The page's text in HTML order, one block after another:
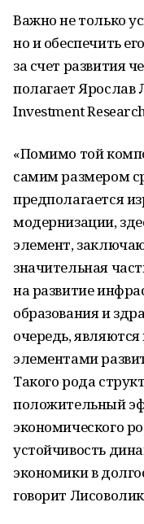
Важно не только
но и обеспечить
за счет развития
полагает Ярослав
Investment
«Помимо той
самим размером
предполагается
модернизации,
элемент,
значительная
на развитие
образования и
очередь,
элементами
Такого рода
положительный
экономического
устойчивость
экономики в
говорит